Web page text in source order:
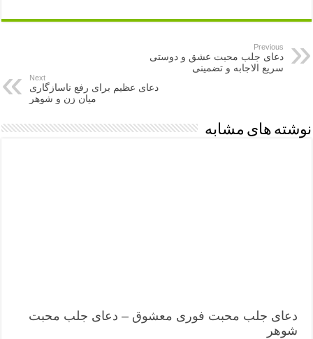
Previous
دعای جلب محبت عشق و دوستی
سریع الاجابه و تضمینی
Next
دعای عظیم برای رفع ناسازگاری
میان زن و شوهر
نوشته های مشابه
دعای جلب محبت فوری معشوق – دعای جلب محبت
شوهر